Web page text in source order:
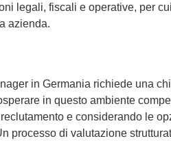
legali, fiscali e operative, per
azienda.
in Germania richiede una
in questo ambiente
e considerando le
processo di valutazione